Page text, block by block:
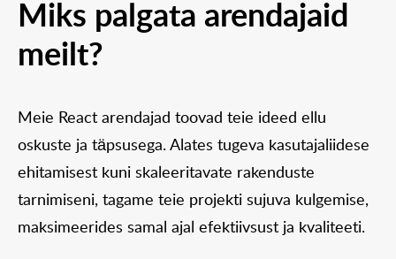
Miks palgata arendajaid
meilt?
Meie React arendajad toovad teie ideed ellu
oskuste ja täpsusega. Alates tugeva kasutajaliidese
ehitamisest kuni skaleeritavate rakenduste
tarnimiseni, tagame teie projekti sujuva kulgemise,
maksimeerides samal ajal efektiivsust ja kvaliteeti.